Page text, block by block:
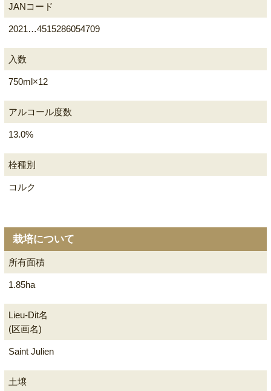
JANコード
2021…4515286054709
入数
750ml×12
アルコール度数
13.0%
栓種別
コルク
栽培について
所有面積
1.85ha
Lieu-Dit名
(区画名)
Saint Julien
土壌